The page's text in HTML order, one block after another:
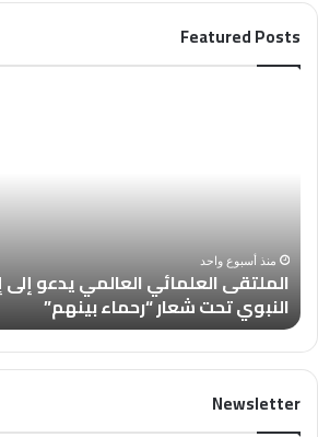
Featured Posts
النبوي
تحت
شعار
“رحماء
بينهم”
منذ أسبوع واحد
الملتقى العلمائي العالمي يدعو إلى
النبوي تحت شعار “رحماء بينهم”
Newsletter